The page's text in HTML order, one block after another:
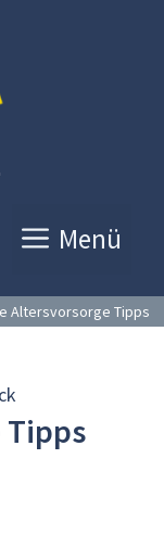
Menü
Altersvorsorge Tipps